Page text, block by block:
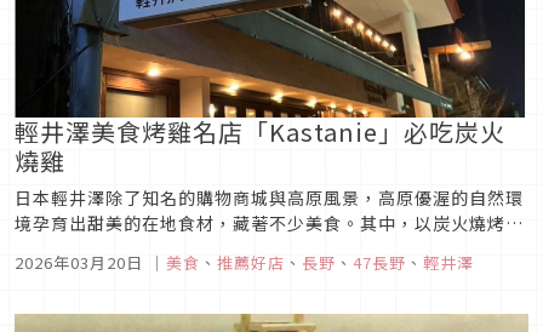
輕井澤美食烤雞名店「Kastanie」必吃炭火
燒雞
日本輕井澤除了知名的購物商城與高原風景，高原優渥的自然環
境孕育出甜美的在地食材，藏著不少美食。其中，以炭火燒烤整
隻雞為招牌的「カスターニエ（Kastanie Rotisserie）」，更
是許多旅人口耳相傳的必訪名店。這次就來一起走進這家充滿歐
2026年03月20日 ｜ 美食 、 推薦好店 、 長野 、 47長野 、 輕井澤